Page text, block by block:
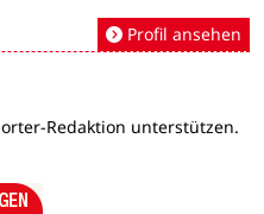
Profil ansehen
Redaktion unterstützen.